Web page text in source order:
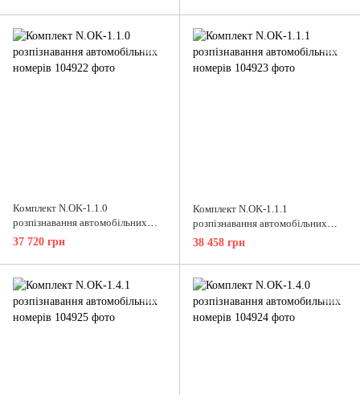
Комплект N.OK-1.1.0
розпізнавання автомобільних
номерів
37 720 грн
Комплект N.OK-1.1.1
розпізнавання автомобільних
номерів
38 458 грн